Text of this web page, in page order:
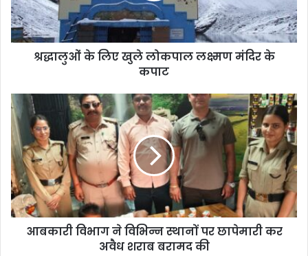
श्रद्धालुओं के लिए खुले लोकपाल लक्ष्मण मंदिर के
कपाट
आबकारी विभाग ने विभिन्न स्थानों पर छापेमारी कर
अवैध शराब बरामद की